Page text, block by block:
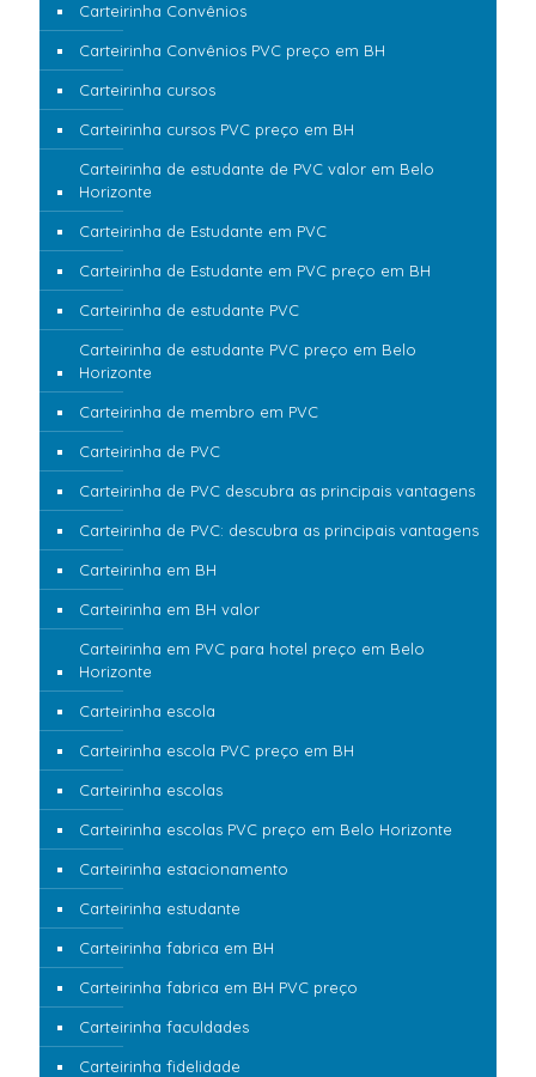
Carteirinha Convênios
Carteirinha Convênios PVC preço em BH
Carteirinha cursos
Carteirinha cursos PVC preço em BH
Carteirinha de estudante de PVC valor em Belo
Horizonte
Carteirinha de Estudante em PVC
Carteirinha de Estudante em PVC preço em BH
Carteirinha de estudante PVC
Carteirinha de estudante PVC preço em Belo
Horizonte
Carteirinha de membro em PVC
Carteirinha de PVC
Carteirinha de PVC descubra as principais vantagens
Carteirinha de PVC: descubra as principais vantagens
Carteirinha em BH
Carteirinha em BH valor
Carteirinha em PVC para hotel preço em Belo
Horizonte
Carteirinha escola
Carteirinha escola PVC preço em BH
Carteirinha escolas
Carteirinha escolas PVC preço em Belo Horizonte
Carteirinha estacionamento
Carteirinha estudante
Carteirinha fabrica em BH
Carteirinha fabrica em BH PVC preço
Carteirinha faculdades
Carteirinha fidelidade